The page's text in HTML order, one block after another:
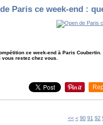
Paris ce week-end :
ce week-end à Paris
vous restez chez vous.
<< < 10
20
30
40
50
60
70
80
90 91 92